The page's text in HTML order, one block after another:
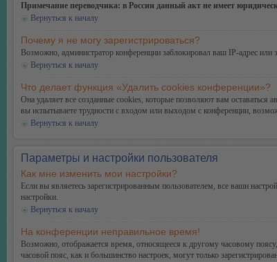
Примечание переводчика: в России данный акт не имеет
Вернуться к началу
Почему я не могу зарегистрироваться?
Возможно, администратор конференции заблокировал ваш IP-адрес
Вернуться к началу
Что делает функция «Удалить cookies конференции»?
Она удаляет все созданные cookies, которые позволяют вам
вы испытываете трудности с входом или выходом с конференции,
Вернуться к началу
Параметры и настройки пользователя
Как мне изменить мои настройки?
Если вы являетесь зарегистрированным пользователем, все ваши
настройки.
Вернуться к началу
На конференции неправильное время!
Возможно, отображается время, относящееся к другому часовому
часовой пояс, как и большинство настроек, могут только